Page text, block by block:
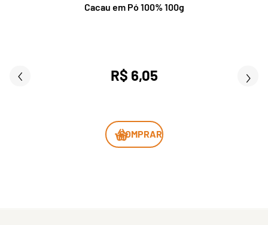
Cacau em Pó 100% 100g
R$ 6,05
COMPRAR